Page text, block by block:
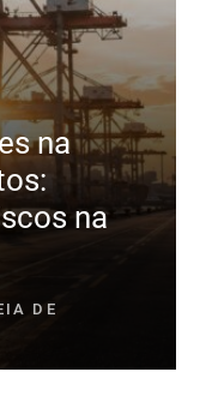
na
na
DE